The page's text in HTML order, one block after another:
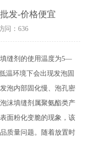
发-价格便宜
问：636
缝剂的使用温度为5—
温环境下会出现发泡固
泡内部固化慢、泡孔密
沫填缝剂属聚氨酯类产
面粉化变脆的现象，该
质量问题。随着放置时